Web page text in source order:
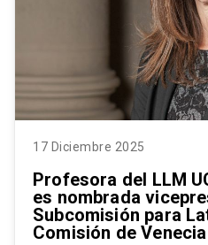
17 Diciembre 2025
Profesora del LLM
es nombrada
Subcomisión para
Comisión de Venecia